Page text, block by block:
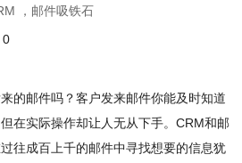
， 邮件吸铁石
0
的邮件吗？客户发来邮件你能及时知道
在实际操作却让人无从下手。CRM和邮
往成百上千的邮件中寻找想要的信息犹